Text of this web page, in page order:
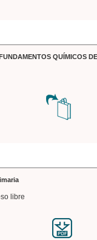
QUÍMICOS
libre